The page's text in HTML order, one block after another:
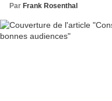
Par Frank Rosenthal